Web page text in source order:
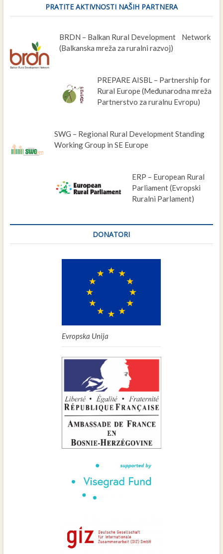
PRATITE AKTIVNOSTI NAŠIH PARTNERA
BRDN – Balkan Rural Development Network
(Balkanska mreža za ruralni razvoj)
PREPARE AISBL – Partnership for
Rural Europe (Međunarodna mreža
Partnerstvo za ruralnu Evropu)
SWG – Regional Rural Development Standing
Working Group in SE Europe
ERP – European Rural
Parliament (Evropski
Ruralni Parlament)
DONATORI
Evropska Unija